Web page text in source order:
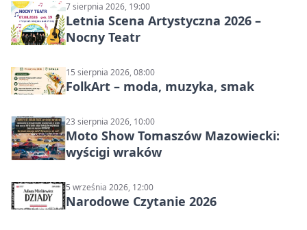
7 sierpnia 2026, 19:00
Letnia Scena Artystyczna 2026 –
Nocny Teatr
15 sierpnia 2026, 08:00
FolkArt – moda, muzyka, smak
23 sierpnia 2026, 10:00
Moto Show Tomaszów Mazowiecki:
wyścigi wraków
5 września 2026, 12:00
Narodowe Czytanie 2026